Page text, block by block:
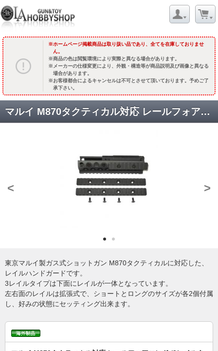
ホームページ掲載商品は取り扱い品であり、全てを在庫しておりませ
ん。
商品の色は閲覧環境により実際と異なる場合があります。
メーカーの仕様変更により、外観・構造等が商品説明及び画像と異なる
場合があります。
お客様都合によるキャンセルは不可とさせて頂いております。予めご了
承下さい。
マルイ M870タクティカル対応 レールフォアエンド /3レイルタイプ [04029] [品切中.輸入待ち]
< >
東京マルイ製ガス式ショットガン M870タクティカルに対応した、
レイルハンドガードです。
3レイルタイプは下面にレイルが一体となっています。
左右面のレイルは拡張式で、ショートとロングのサイズが各2個付属
し、好みの状態にセッティング出来ます。